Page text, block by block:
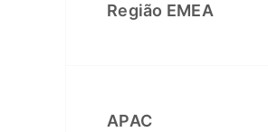
Região EMEA
APAC